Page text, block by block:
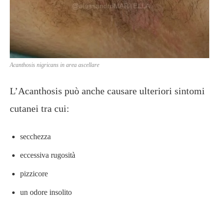
Acanthosis nigricans in area ascellare
L’Acanthosis può anche causare ulteriori sintomi
cutanei tra cui:
secchezza
eccessiva rugosità
pizzicore
un odore insolito